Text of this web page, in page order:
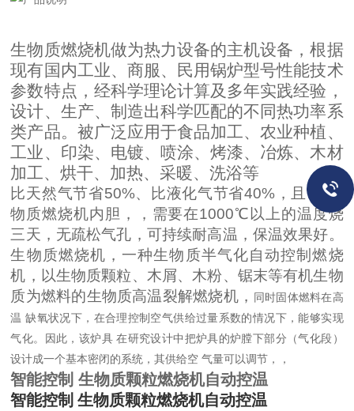
生物质燃烧机做为热力设备的主机设备，根据
现有国内工业、商服、民用锅炉型号性能技术
参数特点，经科学理论计算及多年实践经验，
设计、生产、制造出科学匹配的不同热功率系
类产品。被广泛应用于食品加工、农业种植、
工业、印染、电镀、喷涂、烤漆、冶炼、木材
加工、烘干、加热、采暖、洗浴等
比天然气节省50%、比液化气节省40%，且*。生
物质燃烧机内胆，，需要在1000℃以上的温度烧
三天，无疏松气孔，可持续耐高温，保温效果好。
生物质燃烧机，一种生物质半气化自动控制燃烧
机，以生物质颗粒、木屑、木粉、锯末等有机生物
质为燃料的生物质高温裂解燃烧机，
同时固体燃料在高
温 缺氧状况下，在合理控制空气供给过量系数的情况下，能够实现
气化。因此，该炉具 在研究设计中把炉具的炉膛下部分（气化段）
设计成一个基本密闭的系统，其供给空 气量可以调节， ，
智能控制 生物质颗粒燃烧机自动控温
智能控制 生物质颗粒燃烧机自动控温